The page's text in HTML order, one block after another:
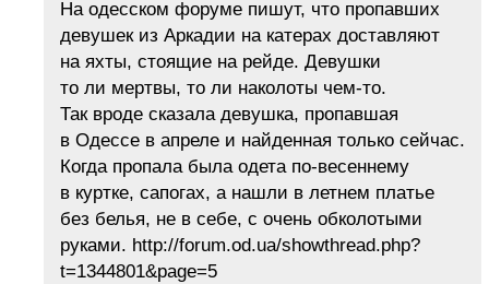
На одесском форуме пишут, что пропавших
девушек из Аркадии на катерах доставляют
на яхты, стоящие на рейде. Девушки
то ли мертвы, то ли наколоты чем-то.
Так вроде сказала девушка, пропавшая
в Одессе в апреле и найденная только сейчас.
Когда пропала была одета по-весеннему
в куртке, сапогах, а нашли в летнем платье
без белья, не в себе, с очень обколотыми
руками. http://forum.od.ua/showthread.php?
t=1344801&page=5